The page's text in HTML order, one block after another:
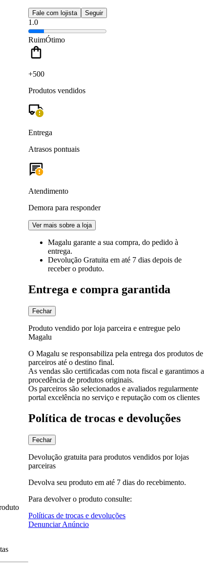
Fale com lojista Seguir
1.0
RuimÓtimo
+500
Produtos vendidos
Entrega
Atrasos pontuais
Atendimento
Demora para responder
Ver mais sobre a loja
Magalu garante a sua compra, do pedido à
entrega.
Devolução Gratuita em até 7 dias depois de
receber o produto.
Entrega e compra garantida
Fechar
Produto vendido por loja parceira e entregue pelo
Magalu
O Magalu se responsabiliza pela entrega dos produtos de
parceiros até o destino final.
As vendas são certificadas com nota fiscal e garantimos a
procedência de produtos originais.
Os parceiros são selecionados e avaliados regularmente
portal excelência no serviço e reputação com os clientes
Política de trocas e devoluções
Fechar
Devolução gratuita para produtos vendidos por lojas
parceiras
Devolva seu produto em até 7 dias do recebimento.
Para devolver o produto consulte:
Políticas de trocas e devoluções
Denunciar Anúncio